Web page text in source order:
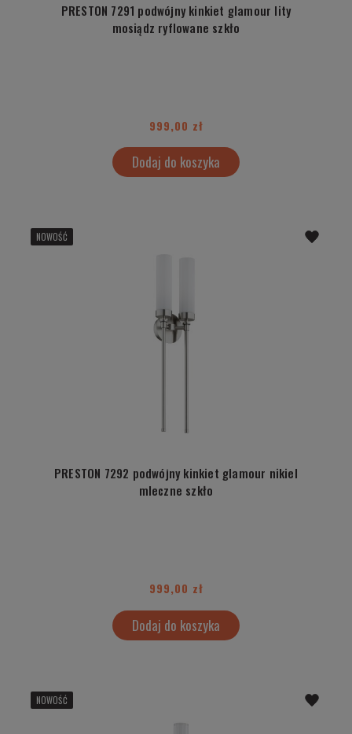
PRESTON 7291 podwójny kinkiet glamour lity
mosiądz ryflowane szkło
999,00 zł
Dodaj do koszyka
PRESTON 7292 podwójny kinkiet glamour nikiel
mleczne szkło
999,00 zł
Dodaj do koszyka
NOWOŚĆ
NOWOŚĆ